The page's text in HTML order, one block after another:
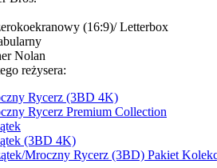
(16:9)/Letterbox
Nolan
reżysera:
Rycerz (3BD 4K)
Rycerz Premium Collection
(3BD 4K)
Mroczny Rycerz (3BD) Pakiet